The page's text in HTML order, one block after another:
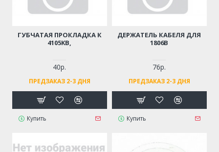
ГУБЧАТАЯ ПРОКЛАДКА К
4105KB,
40р.
ПРЕДЗАКАЗ 2-3 ДНЯ
Купить
ДЕРЖАТЕЛЬ КАБЕЛЯ ДЛЯ
1806B
76р.
ПРЕДЗАКАЗ 2-3 ДНЯ
Купить